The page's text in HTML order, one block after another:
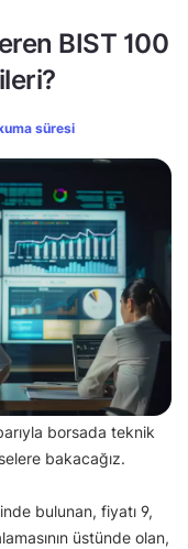
BIST 100
süresi
borsada teknik
bakacağız.
bulunan, fiyatı 9,
üstünde olan,